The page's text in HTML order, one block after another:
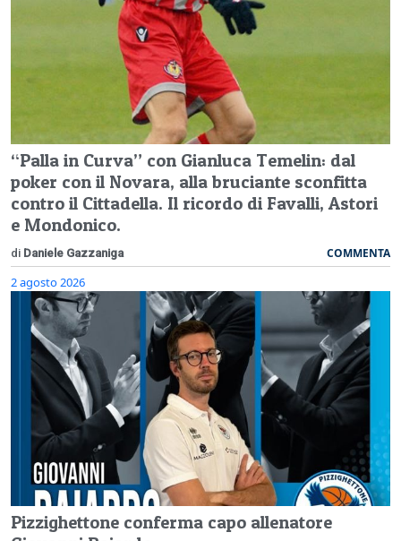
“Palla in Curva” con Gianluca Temelin: dal
poker con il Novara, alla bruciante sconfitta
contro il Cittadella. Il ricordo di Favalli, Astori
e Mondonico.
di Daniele Gazzaniga COMMENTA
2 agosto 2026
Pizzighettone conferma capo allenatore